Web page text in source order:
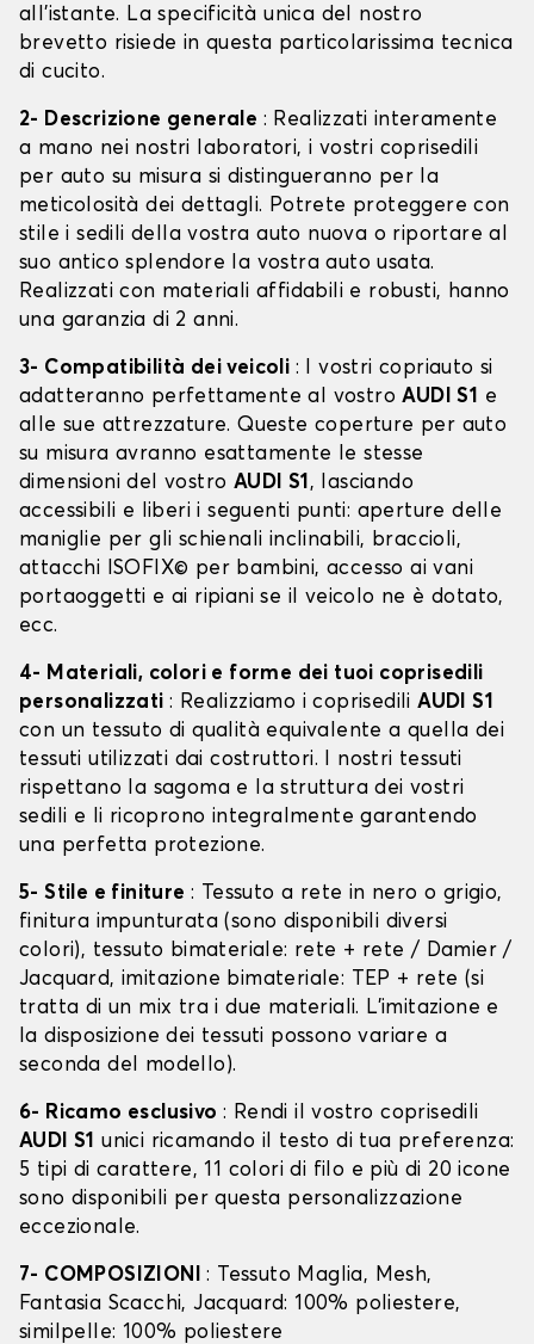
all'istante. La specificità unica del nostro
brevetto risiede in questa particolarissima tecnica
di cucito.
2- Descrizione generale : Realizzati interamente
a mano nei nostri laboratori, i vostri coprisedili
per auto su misura si distingueranno per la
meticolosità dei dettagli. Potrete proteggere con
stile i sedili della vostra auto nuova o riportare al
suo antico splendore la vostra auto usata.
Realizzati con materiali affidabili e robusti, hanno
una garanzia di 2 anni.
3- Compatibilità dei veicoli : I vostri copriauto si
adatteranno perfettamente al vostroAUDI S1 e
alle sue attrezzature. Queste coperture per auto
su misura avranno esattamente le stesse
dimensioni del vostro AUDI S1, lasciando
accessibili e liberi i seguenti punti: aperture delle
maniglie per gli schienali inclinabili, braccioli,
attacchi ISOFIX© per bambini, accesso ai vani
portaoggetti e ai ripiani se il veicolo ne è dotato,
ecc.
4- Materiali, colori e forme dei tuoi coprisedili
personalizzati: Realizziamo i coprisediliAUDI S1
con un tessuto di qualità equivalente a quella dei
tessuti utilizzati dai costruttori. I nostri tessuti
rispettano la sagoma e la struttura dei vostri
sedili e li ricoprono integralmente garantendo
una perfetta protezione.
5- Stile e finiture : Tessuto a rete in nero o grigio,
finitura impunturata (sono disponibili diversi
colori), tessuto bimateriale: rete + rete / Damier /
Jacquard, imitazione bimateriale: TEP + rete (si
tratta di un mix tra i due materiali. L'imitazione e
la disposizione dei tessuti possono variare a
seconda del modello).
6- Ricamo esclusivo : Rendi il vostro coprisedili
AUDI S1 unici ricamando il testo di tua preferenza:
5 tipi di carattere, 11 colori di filo e più di 20 icone
sono disponibili per questa personalizzazione
eccezionale.
7- COMPOSIZIONI: Tessuto Maglia, Mesh,
Fantasia Scacchi, Jacquard: 100% poliestere,
similpelle: 100% poliestere